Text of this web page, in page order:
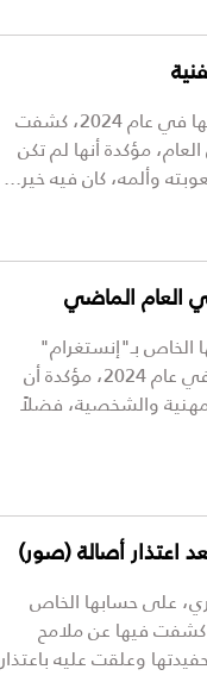
في إطار حديثها عن أبرز الأحداث التي مرت بها في عام 2024، كشفت
مؤكدة أنها لم تكن
وألمه، كان فيه خير...
العام الماضي
بـ"إنستغرام"
مجموعة من الصور استعرضت بها إنجازاتها في عام 2024، مؤكدة أن
والشخصية، فضلاً
اعتذار أصالة (صور)
على حسابها الخاص
فيها عن ملامح
وعلقت عليه باعتذار